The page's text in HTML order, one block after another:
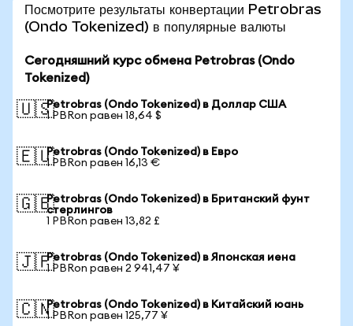
Посмотрите результаты конвертации Petrobras
(Ondo Tokenized) в популярные валюты
Сегодняшний курс обмена Petrobras (Ondo
Tokenized)
🇺🇸Petrobras (Ondo Tokenized) в Доллар США
1 PBRon равен 18,64 $
🇪🇺Petrobras (Ondo Tokenized) в Евро
1 PBRon равен 16,13 €
🇬🇧Petrobras (Ondo Tokenized) в Британский фунт
стерлингов
1 PBRon равен 13,82 £
🇯🇵Petrobras (Ondo Tokenized) в Японская иена
1 PBRon равен 2 941,47 ¥
🇨🇳Petrobras (Ondo Tokenized) в Китайский юань
1 PBRon равен 125,77 ¥